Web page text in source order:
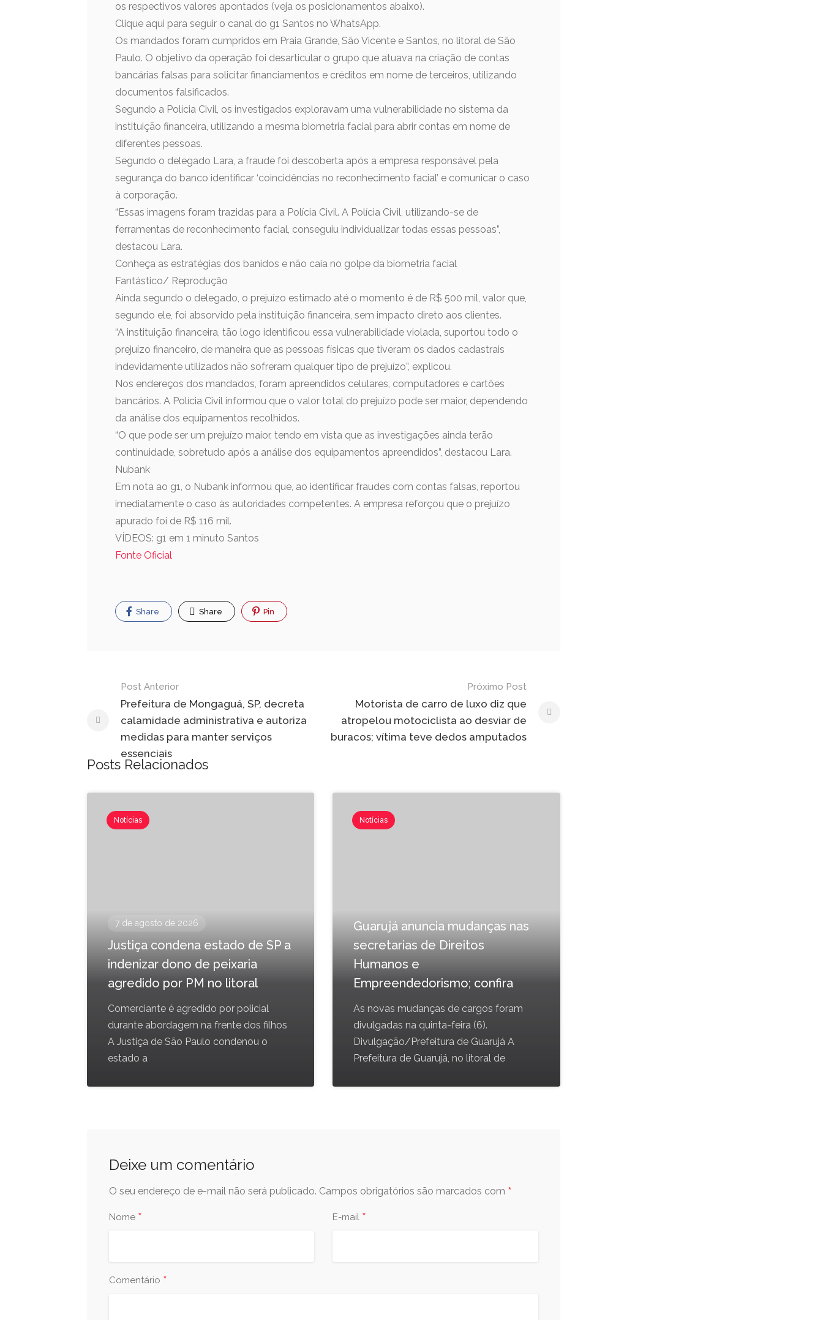
os respectivos valores apontados (veja os posicionamentos abaixo).
Clique aqui para seguir o canal do g1 Santos no WhatsApp.
Os mandados foram cumpridos em Praia Grande, São Vicente e Santos, no litoral de São
Paulo. O objetivo da operação foi desarticular o grupo que atuava na criação de contas
bancárias falsas para solicitar financiamentos e créditos em nome de terceiros, utilizando
documentos falsificados.
Segundo a Polícia Civil, os investigados exploravam uma vulnerabilidade no sistema da
instituição financeira, utilizando a mesma biometria facial para abrir contas em nome de
diferentes pessoas.
Segundo o delegado Lara, a fraude foi descoberta após a empresa responsável pela
segurança do banco identificar ‘coincidências no reconhecimento facial’ e comunicar o caso
à corporação.
“Essas imagens foram trazidas para a Polícia Civil. A Polícia Civil, utilizando-se de
ferramentas de reconhecimento facial, conseguiu individualizar todas essas pessoas”,
destacou Lara.
Conheça as estratégias dos banidos e não caia no golpe da biometria facial
Fantástico/ Reprodução
Ainda segundo o delegado, o prejuízo estimado até o momento é de R$ 500 mil, valor que,
segundo ele, foi absorvido pela instituição financeira, sem impacto direto aos clientes.
“A instituição financeira, tão logo identificou essa vulnerabilidade violada, suportou todo o
prejuízo financeiro, de maneira que as pessoas físicas que tiveram os dados cadastrais
indevidamente utilizados não sofreram qualquer tipo de prejuízo”, explicou.
Nos endereços dos mandados, foram apreendidos celulares, computadores e cartões
bancários. A Polícia Civil informou que o valor total do prejuízo pode ser maior, dependendo
da análise dos equipamentos recolhidos.
“O que pode ser um prejuízo maior, tendo em vista que as investigações ainda terão
continuidade, sobretudo após a análise dos equipamentos apreendidos”, destacou Lara.
Nubank
Em nota ao g1, o Nubank informou que, ao identificar fraudes com contas falsas, reportou
imediatamente o caso às autoridades competentes. A empresa reforçou que o prejuízo
apurado foi de R$ 116 mil.
VÍDEOS: g1 em 1 minuto Santos
Fonte Oficial
Share Share Pin
Post Anterior
Prefeitura de Mongaguá, SP, decreta
calamidade administrativa e autoriza
medidas para manter serviços
essenciais
Próximo Post
Motorista de carro de luxo diz que
atropelou motociclista ao desviar de
buracos; vítima teve dedos amputados
Posts Relacionados
Notícias
7 de agosto de 2026
Justiça condena estado de SP a
indenizar dono de peixaria
agredido por PM no litoral
Comerciante é agredido por policial
durante abordagem na frente dos filhos
A Justiça de São Paulo condenou o
estado a
Notícias
Guarujá anuncia mudanças nas
secretarias de Direitos
Humanos e
Empreendedorismo; confira
As novas mudanças de cargos foram
divulgadas na quinta-feira (6).
Divulgação/Prefeitura de Guarujá A
Prefeitura de Guarujá, no litoral de
Deixe um comentário
O seu endereço de e-mail não será publicado. Campos obrigatórios são marcados com *
Nome * E-mail *
Comentário *